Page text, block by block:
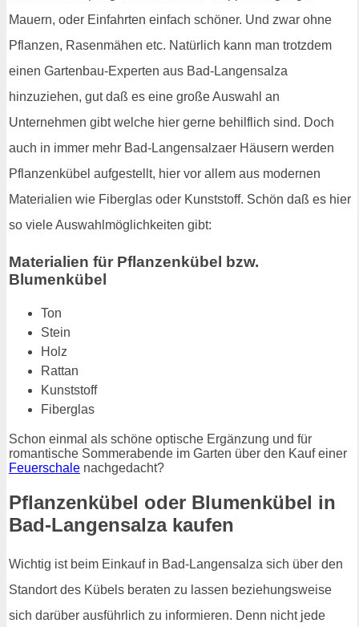
Mauern, oder Einfahrten einfach schöner. Und zwar ohne
Pflanzen, Rasenmähen etc. Natürlich kann man trotzdem
einen Gartenbau-Experten aus Bad-Langensalza
hinzuziehen, gut daß es eine große Auswahl an
Unternehmen gibt welche hier gerne behilflich sind. Doch
auch in immer mehr Bad-Langensalzaer Häusern werden
Pflanzenkübel aufgestellt, hier vor allem aus modernen
Materialien wie Fiberglas oder Kunststoff. Schön daß es hier
so viele Auswahlmöglichkeiten gibt:
Materialien für Pflanzenkübel bzw.
Blumenkübel
Ton
Stein
Holz
Rattan
Kunststoff
Fiberglas
Schon einmal als schöne optische Ergänzung und für
romantische Sommerabende im Garten über den Kauf einer
Feuerschale nachgedacht?
Pflanzenkübel oder Blumenkübel in
Bad-Langensalza kaufen
Wichtig ist beim Einkauf in Bad-Langensalza sich über den
Standort des Kübels beraten zu lassen beziehungsweise
sich darüber ausführlich zu informieren. Denn nicht jede